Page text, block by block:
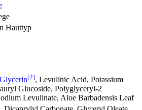
Hauttyp
Glycerin[2], Levulinic Acid, Potassium
Glucoside, Polyglyceryl-2
Levulinate, Aloe Barbadensis Leaf